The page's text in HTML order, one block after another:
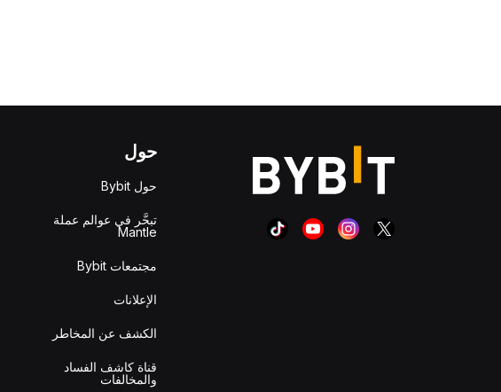
حول
حول Bybit
تبحَّر في عوالم عملة
Mantle
مجتمعات Bybit
الإعلانات
الكشف عن المخاطر
قناة كاشف الفساد
والمخالفات